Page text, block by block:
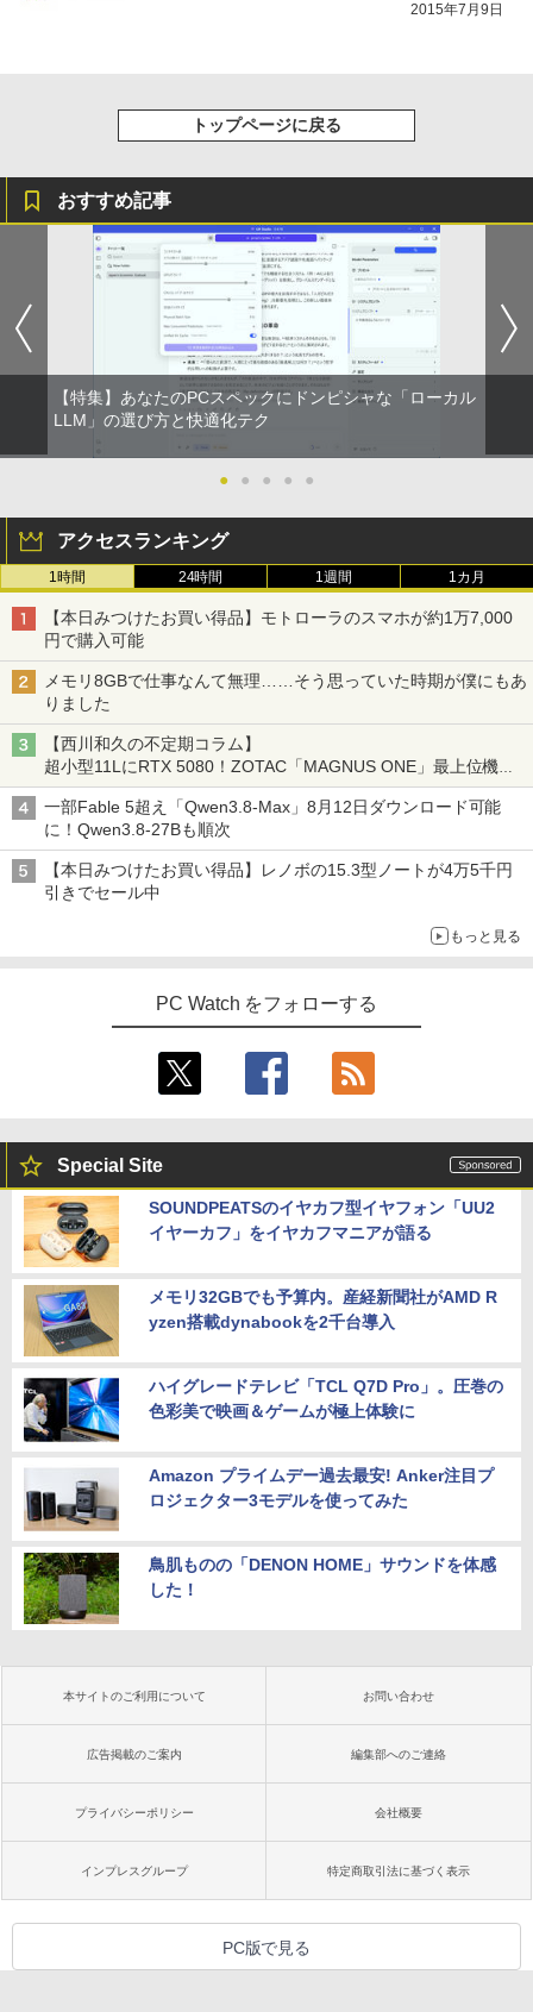
2015年7月9日
トップページに戻る
おすすめ記事
【特集】あなたのPCスペックにドンピシャな「ローカル
LLM」の選び方と快適化テク
● ● ● ● ●
アクセスランキング
1時間 24時間 1週間 1カ月
【本日みつけたお買い得品】モトローラのスマホが約1万7,000
円で購入可能
メモリ8GBで仕事なんて無理……そう思っていた時期が僕にもあ
りました
【西川和久の不定期コラム】
超小型11LにRTX 5080！ZOTAC「MAGNUS ONE」最上位機の
実力を探る
一部Fable 5超え「Qwen3.8-Max」8月12日ダウンロード可能
に！Qwen3.8-27Bも順次
【本日みつけたお買い得品】レノボの15.3型ノートが4万5千円
引きでセール中
もっと見る
PC Watch をフォローする
Special Site
SOUNDPEATSのイヤカフ型イヤフォン「UU2
イヤーカフ」をイヤカフマニアが語る
メモリ32GBでも予算内。産経新聞社がAMD R
yzen搭載dynabookを2千台導入
ハイグレードテレビ「TCL Q7D Pro」。圧巻の
色彩美で映画＆ゲームが極上体験に
Amazon プライムデー過去最安! Anker注目プ
ロジェクター3モデルを使ってみた
鳥肌ものの「DENON HOME」サウンドを体感
した！
本サイトのご利用について お問い合わせ
広告掲載のご案内 編集部へのご連絡
プライバシーポリシー 会社概要
インプレスグループ 特定商取引法に基づく表示
PC版で見る